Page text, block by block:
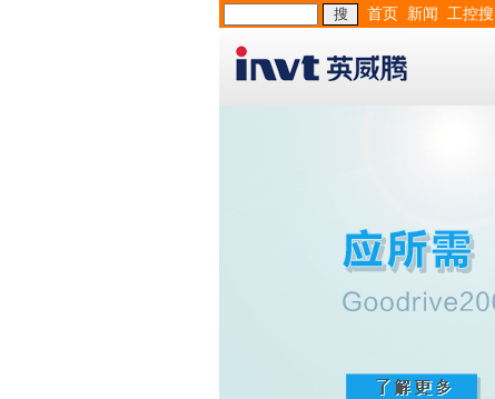
首页 新闻 工控搜